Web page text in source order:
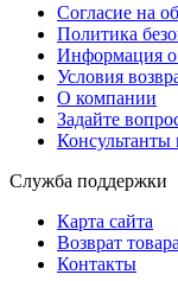
Согласие на
Политика
Информация о
Условия
О компании
Задайте
Служба поддержки
Карта сайта
Возврат товара
Контакты